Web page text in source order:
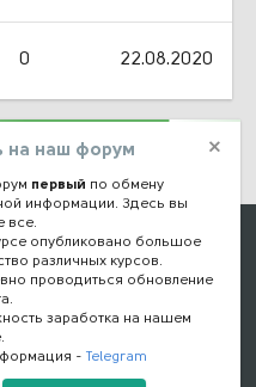
0 22.08.2020
на наш форум
первый по обмену
информации. Здесь вы
все.
опубликовано большое
различных курсов.
проводиться обновление
заработка на нашем
- Telegram